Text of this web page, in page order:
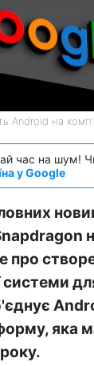
Android на
час на шум!
у Google
про
системи
яка
.